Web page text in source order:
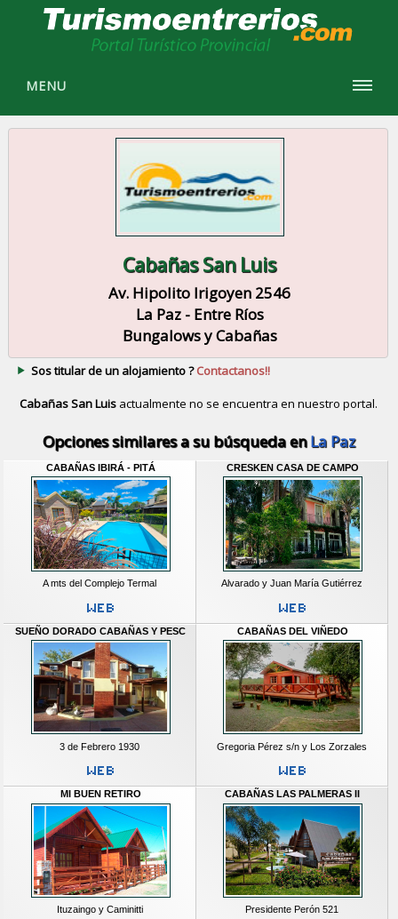
MENU
Cabañas San Luis
Av. Hipolito Irigoyen 2546
La Paz - Entre Ríos
Bungalows y Cabañas
Sos titular de un alojamiento ?Contactanos!!
Cabañas San Luis actualmente no se encuentra en nuestro portal.
Opciones similares a su búsqueda enLa Paz
CABAÑAS IBIRÁ - PITÁ
A mts del Complejo Termal
CRESKEN CASA DE CAMPO
Alvarado y Juan María Gutiérrez
SUEÑO DORADO CABAÑAS Y PESC
3 de Febrero 1930
CABAÑAS DEL VIÑEDO
Gregoria Pérez s/n y Los Zorzales
MI BUEN RETIRO
Ituzaingo y Caminitti
CABAÑAS LAS PALMERAS II
Presidente Perón 521